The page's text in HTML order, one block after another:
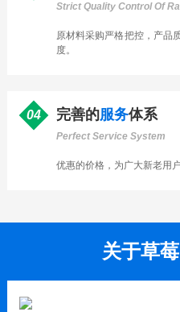
Strict Quality Control Of
原材料采购严格把控，产
度。
04 完善的服务体系
Perfect Service System
优惠的价格，为广大新老用
关于草